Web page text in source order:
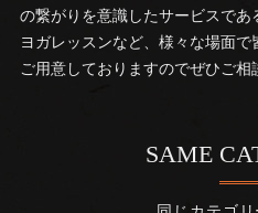
の繋がりを意識したサービスで
ヨガレッスンなど、様々な場面
ご用意しておりますのでぜひご相
SAME